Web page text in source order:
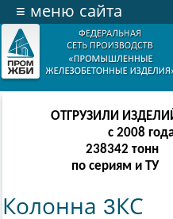
≡ меню сайта
ОТГРУЗИЛИ
с 2008
238342 тонн
по сериям и ТУ
Колонна 3КС